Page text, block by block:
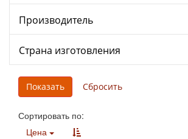
Производитель
Страна изготовления
Сортировать по:
Цена